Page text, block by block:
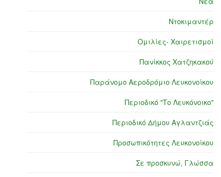
Ντοκιμαντέρ
Ομιλίες- Χαιρετισμοί
Πανίκκος Χατζηκακού
Παράνομο Αεροδρόμιο Λευκονοίκου
Περιοδικό "Το Λευκόνοικο"
Περιοδικό Δήμου Αγλαντζιάς
Προσωπικότητες Λευκονοίκου
Σε προσκυνώ, Γλώσσα